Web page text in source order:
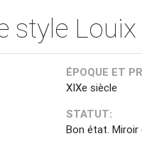
style
ÉPOQUE ET
XIXe siècle
STATUT:
Bon état. Miroir